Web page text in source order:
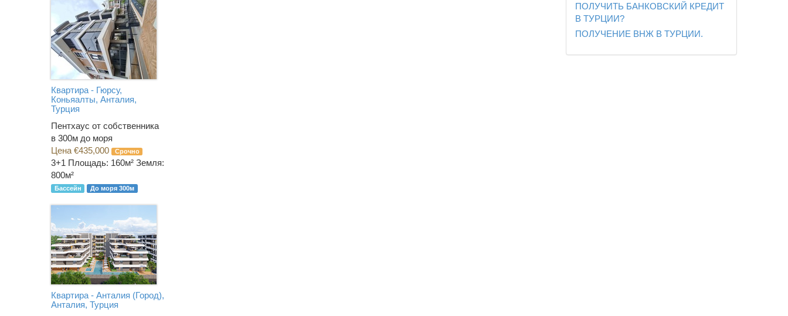
ПОЛУЧИТЬ БАНКОВСКИЙ КРЕДИТ
В ТУРЦИИ?
ПОЛУЧЕНИЕ ВНЖ В ТУРЦИИ.
Квартира - Гюрсу,
Коньяалты, Анталия,
Турция
Пентхаус от собственника
в 300м до моря
Цена €435,000
Срочно
3+1 Площадь: 160м² Земля:
800м²
Бассейн До моря 300м
Квартира - Анталия (Город),
Анталия, Турция